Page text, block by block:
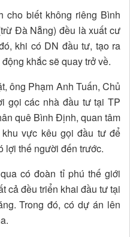
cho biết không riêng Bình
Đà Nẵng) đều là xuất cư
khi có DN đầu tư, tạo ra
khắc sẽ quay trở về.
ông Phạm Anh Tuấn, Chủ
gọi các nhà đầu tư tại TP
quê Bình Định, quan tâm
vực kêu gọi đầu tư để
lợi thế người đến trước.
có đoàn tỉ phú thế giới
cả đều triển khai đầu tư tại
Trong đó, có dự án lên